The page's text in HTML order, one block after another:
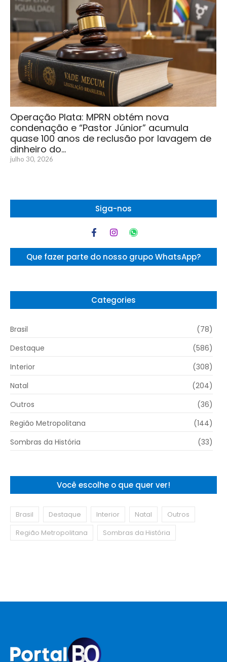
Operação Plata: MPRN obtém nova
condenação e “Pastor Júnior” acumula
quase 100 anos de reclusão por lavagem de
dinheiro do…
julho 30, 2026
Siga-nos
Que fazer parte do nosso grupo WhatsApp?
Categories
Brasil
(78)
Destaque
(586)
Interior
(308)
Natal
(204)
Outros
(36)
Região Metropolitana
(144)
Sombras da História
(33)
Você escolhe o que quer ver!
Brasil Destaque Interior Natal
Outros
Região Metropolitana
Sombras da História